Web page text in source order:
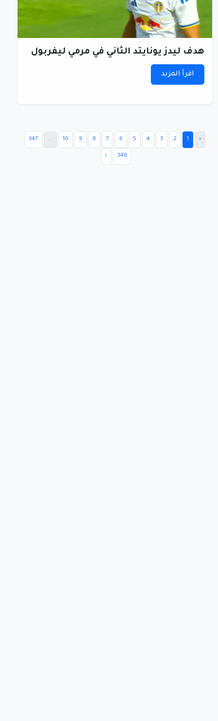
هدف ليدز يونايتد الثاني في مرمي ليفربول
اقرأ المزيد
‹
1
2
3
4
5
6
7
8
9
10
...
347
348
›